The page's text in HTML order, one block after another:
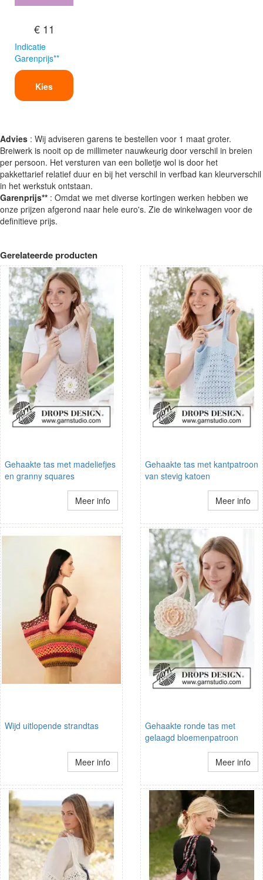
€ 11
Indicatie
Garenprijs**
Kies
Advies : Wij adviseren garens te bestellen voor 1 maat groter.
Breiwerk is nooit op de millimeter nauwkeurig door verschil in breien
per persoon. Het versturen van een bolletje wol is door het
pakkettarief relatief duur en bij het verschil in verfbad kan kleurverschil
in het werkstuk ontstaan.
Garenprijs** : Omdat we met diverse kortingen werken hebben we
onze prijzen afgerond naar hele euro's. Zie de winkelwagen voor de
definitieve prijs.
Gerelateerde producten
Gehaakte tas met madeliefjes
en granny squares
Meer info
Gehaakte tas met kantpatroon
van stevig katoen
Meer info
Wijd uitlopende strandtas
Meer info
Gehaakte ronde tas met
gelaagd bloemenpatroon
Meer info